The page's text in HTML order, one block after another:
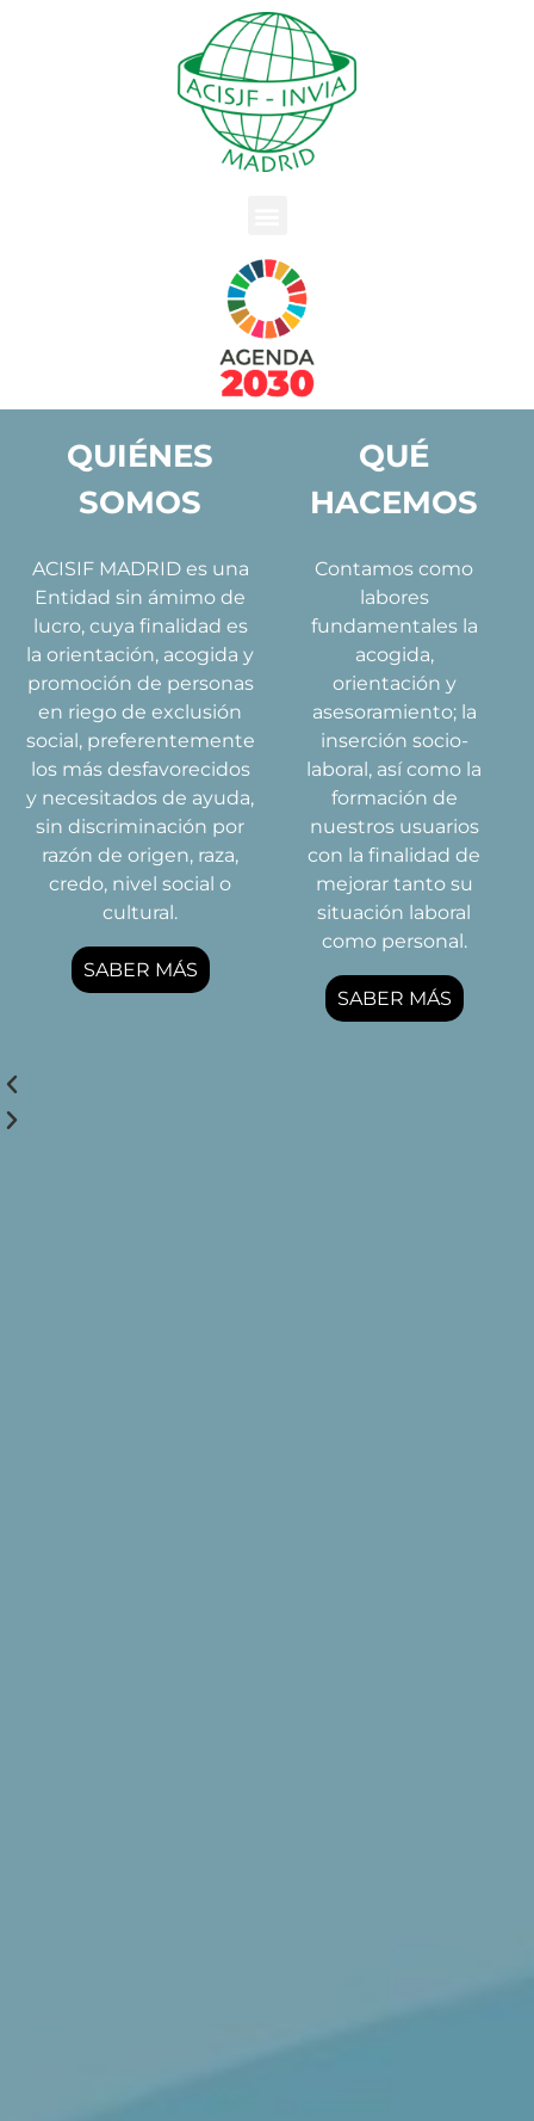
QUIÉNES
SOMOS
ACISIF MADRID es una
Entidad sin ámimo de
lucro, cuya finalidad es
la orientación, acogida y
promoción de personas
en riego de exclusión
social, preferentemente
los más desfavorecidos
y necesitados de ayuda,
sin discriminación por
razón de origen, raza,
credo, nivel social o
cultural.
SABER MÁS
QUÉ
HACEMOS
Contamos como
labores
fundamentales la
acogida,
orientación y
asesoramiento; la
inserción socio-
laboral, así como la
formación de
nuestros usuarios
con la finalidad de
mejorar tanto su
situación laboral
como personal.
SABER MÁS